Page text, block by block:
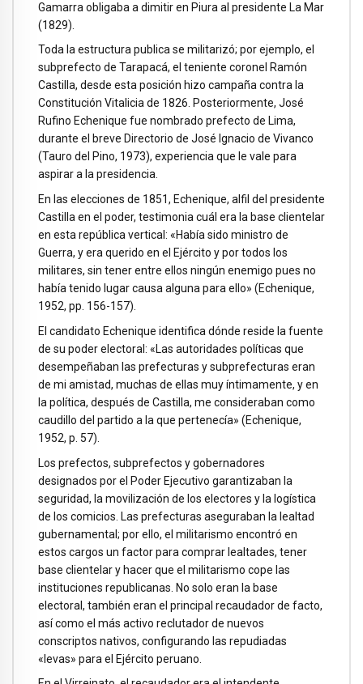
Gamarra obligaba a dimitir en Piura al presidente La Mar
(1829).
Toda la estructura publica se militarizó; por ejemplo, el
subprefecto de Tarapacá, el teniente coronel Ramón
Castilla, desde esta posición hizo campaña contra la
Constitución Vitalicia de 1826. Posteriormente, José
Rufino Echenique fue nombrado prefecto de Lima,
durante el breve Directorio de José Ignacio de Vivanco
(Tauro del Pino, 1973), experiencia que le vale para
aspirar a la presidencia.
En las elecciones de 1851, Echenique, alfil del presidente
Castilla en el poder, testimonia cuál era la base clientelar
en esta república vertical: «Había sido ministro de
Guerra, y era querido en el Ejército y por todos los
militares, sin tener entre ellos ningún enemigo pues no
había tenido lugar causa alguna para ello» (Echenique,
1952, pp. 156-157).
El candidato Echenique identifica dónde reside la fuente
de su poder electoral: «Las autoridades políticas que
desempeñaban las prefecturas y subprefecturas eran
de mi amistad, muchas de ellas muy íntimamente, y en
la política, después de Castilla, me consideraban como
caudillo del partido a la que pertenecía» (Echenique,
1952, p. 57).
Los prefectos, subprefectos y gobernadores
designados por el Poder Ejecutivo garantizaban la
seguridad, la movilización de los electores y la logística
de los comicios. Las prefecturas aseguraban la lealtad
gubernamental; por ello, el militarismo encontró en
estos cargos un factor para comprar lealtades, tener
base clientelar y hacer que el militarismo cope las
instituciones republicanas. No solo eran la base
electoral, también eran el principal recaudador de facto,
así como el más activo reclutador de nuevos
conscriptos nativos, configurando las repudiadas
«levas» para el Ejército peruano.